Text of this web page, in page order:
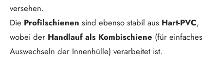
versehen.
Die Profilschienen sind ebenso stabil aus Hart-PVC,
wobei der Handlauf als Kombischiene (für einfaches
Auswechseln der Innenhülle) verarbeitet ist.